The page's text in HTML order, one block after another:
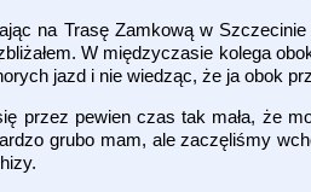
na Trasę Zamkową w
W międzyczasie kolega
jazd i nie wiedząc, że ja obok
przez pewien czas tak mała, że
grubo mam, ale zaczęliśmy